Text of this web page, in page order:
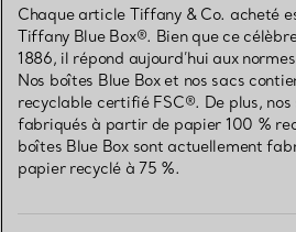
Chaque article Tiffany & Co. acheté
Tiffany Blue Box®. Bien que ce
1886, il répond aujourd’hui aux
Nos boîtes Blue Box et nos sacs
recyclable certifié FSC®. De plus, nos
fabriqués à partir de papier 100 %
boîtes Blue Box sont actuellement
papier recyclé à 75 %.